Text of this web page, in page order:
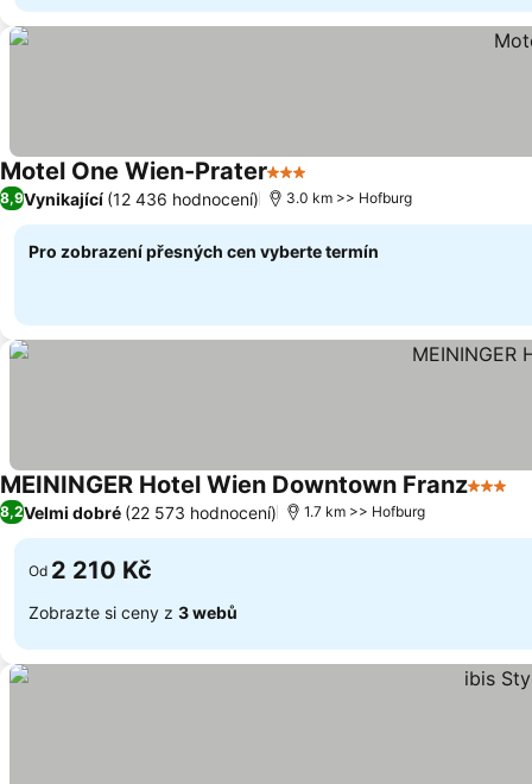
Motel One Wien-Prater3 Počet hvězdiček
8,9Vynikající (12 436 hodnocení) 3.0 km >> Hofburg
Pro zobrazení přesných cen vyberte termín
MEININGER Hotel Wien Downtown Franz3
8,2Velmi dobré (22 573 hodnocení) 1.7 km >> Hofburg
Od 2 210 Kč
Zobrazte si ceny z 3 webů